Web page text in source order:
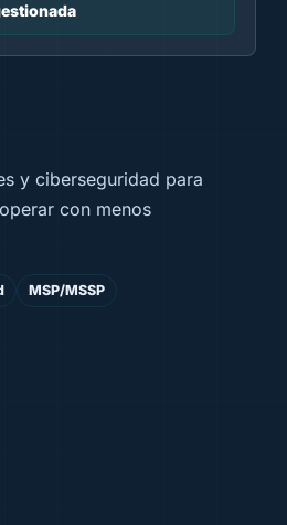
y ciberseguridad para
con menos
MSP/MSSP